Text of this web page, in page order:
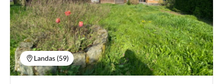
S'ajoute à cet espace un garage avec grenier
aménagé, une cave, une buanderie. Le jardin arboré
de 1900m2 vous offre une vue agréable avec sa
terrasse exposée sud et aucun vis à vis.
Landas (59)